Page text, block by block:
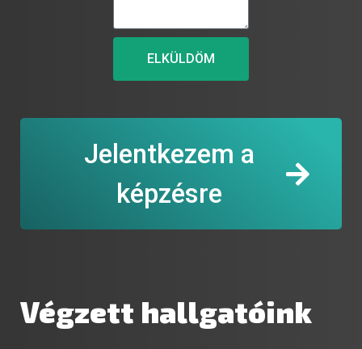
ELKÜLDÖM
Jelentkezem a
képzésre
Végzett hallgatóink